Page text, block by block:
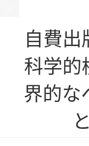
自費出
科学的
界的な